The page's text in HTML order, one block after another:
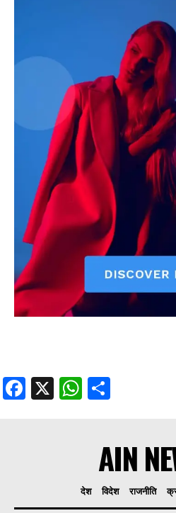
AIN NEWS 1
Contact Us
Privacy Policy
Terms of Use Agreement
Facebook
X Share
Facebook
X WhatsApp
AIN
देश विदेश राजनीति